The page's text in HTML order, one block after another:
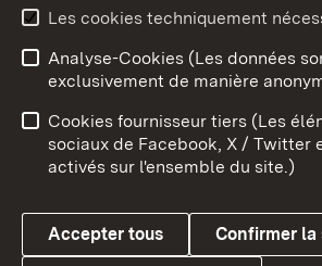
Conseils d'utilisation
Cookies
Les cookies techniquement
Analyse-Cookies (Les données
exclusivement de manière
Cookies fournisseur tiers (Les
sociaux de Facebook, X / Twitter
activés sur l'ensemble du site.)
Accepter tous Confirmer la